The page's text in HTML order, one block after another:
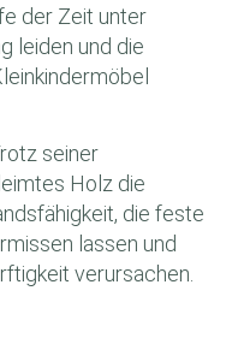
der Zeit unter
leiden und die
seiner
Holz die
die feste
lassen und
verursachen.